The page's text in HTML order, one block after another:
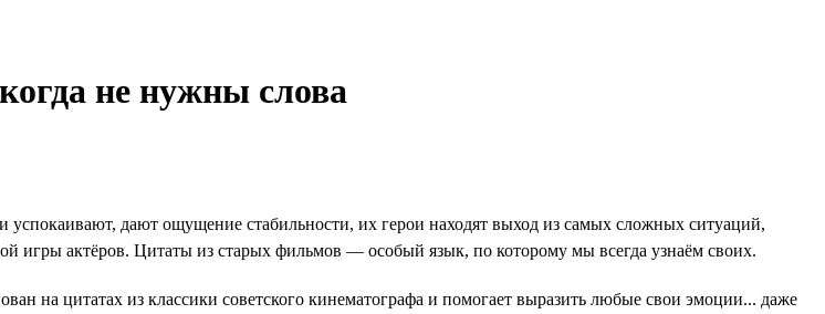
не нужны слова
дают ощущение стабильности, их герои находят выход из самых сложных ситуаций,
игры актёров. Цитаты из старых фильмов — особый язык, по которому мы всегда узнаём своих.
на цитатах из классики советского кинематографа и помогает выразить любые свои эмоции... даже